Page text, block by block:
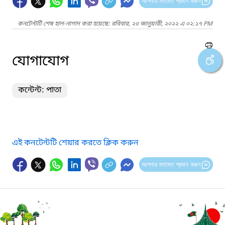
কনটেন্টটি শেষ হাল-নাগাদ করা হয়েছে: রবিবার, ২৩ জানুয়ারী, ২০২২ এ ০২:১৭ PM
যোগাযোগ
কন্টেন্ট: পাতা
এই কনটেন্টটি শেয়ার করতে ক্লিক করুন
আপনার মতামত প্রদান করুন